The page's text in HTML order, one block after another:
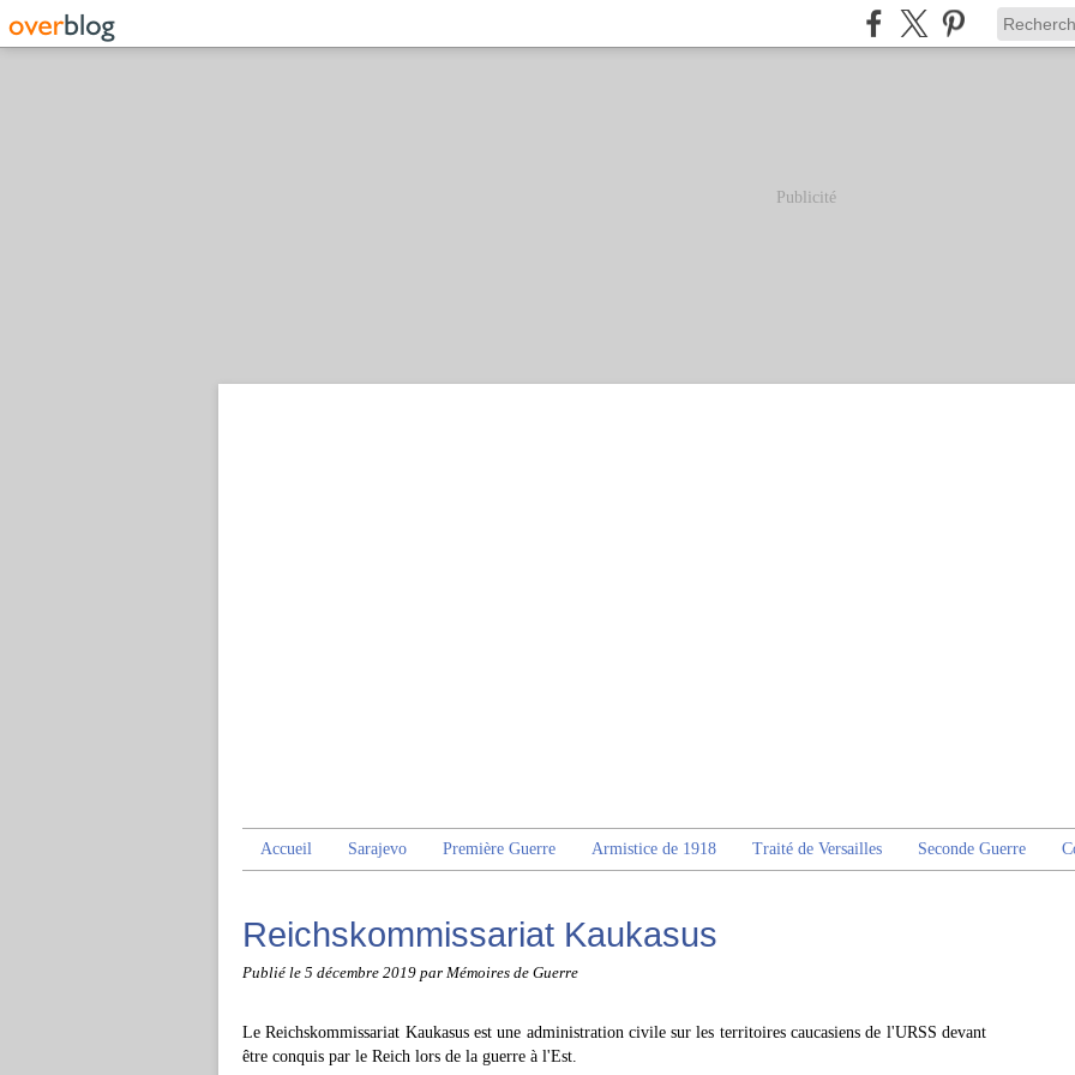
Publicité
Accueil Sarajevo Première Guerre Armistice de 1918 Traité de Versailles Seconde Guerre
Reichskommissariat Kaukasus
Publié le 5 décembre 2019 par Mémoires de Guerre
Le Reichskommissariat Kaukasus est une administration civile sur les territoires caucasiens de l'URSS devant
être conquis par le Reich lors de la guerre à l'Est.